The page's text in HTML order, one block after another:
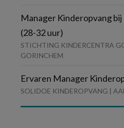
Manager Kinderopvang
(28-32 uur)
STICHTING KINDERCENTRA
GORINCHEM
Ervaren Manager
SOLIDOE KINDEROPVANG |